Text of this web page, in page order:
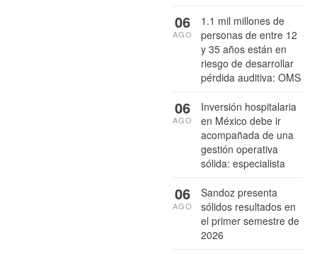
1.1 mil millones de
personas de entre 12
y 35 años están en
riesgo de desarrollar
pérdida auditiva: OMS
06
AGO
Inversión hospitalaria
en México debe ir
acompañada de una
gestión operativa
sólida: especialista
06
AGO
Sandoz presenta
sólidos resultados en
el primer semestre de
2026
06
AGO